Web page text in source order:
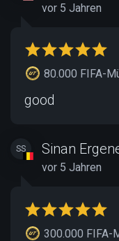
vor 5 Jahren
80.000 FIFA-
good
SS Sinan
vor 5 Jahren
300.000 FIFA-